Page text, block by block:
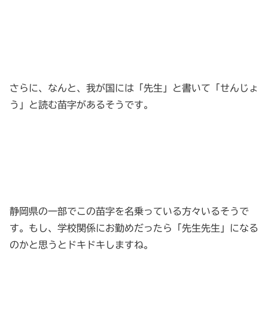
さらに、なんと、我が国には「先生」と書いて「せんじょ
う」と読む苗字があるそうです。
静岡県の一部でこの苗字を名乗っている方々いるそうで
す。もし、学校関係にお勤めだったら「先生先生」になる
のかと思うとドキドキしますね。